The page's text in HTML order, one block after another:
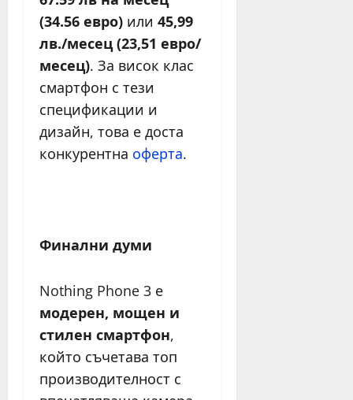
(34.56 евро) или 45,99
лв./месец (23,51 евро/
месец). За висок клас
смартфон с тези
спецификации и
дизайн, това е доста
конкурентна оферта.
Финални думи
Nothing Phone 3 е
модерен, мощен и
стилен смартфон,
който съчетава топ
производителност с